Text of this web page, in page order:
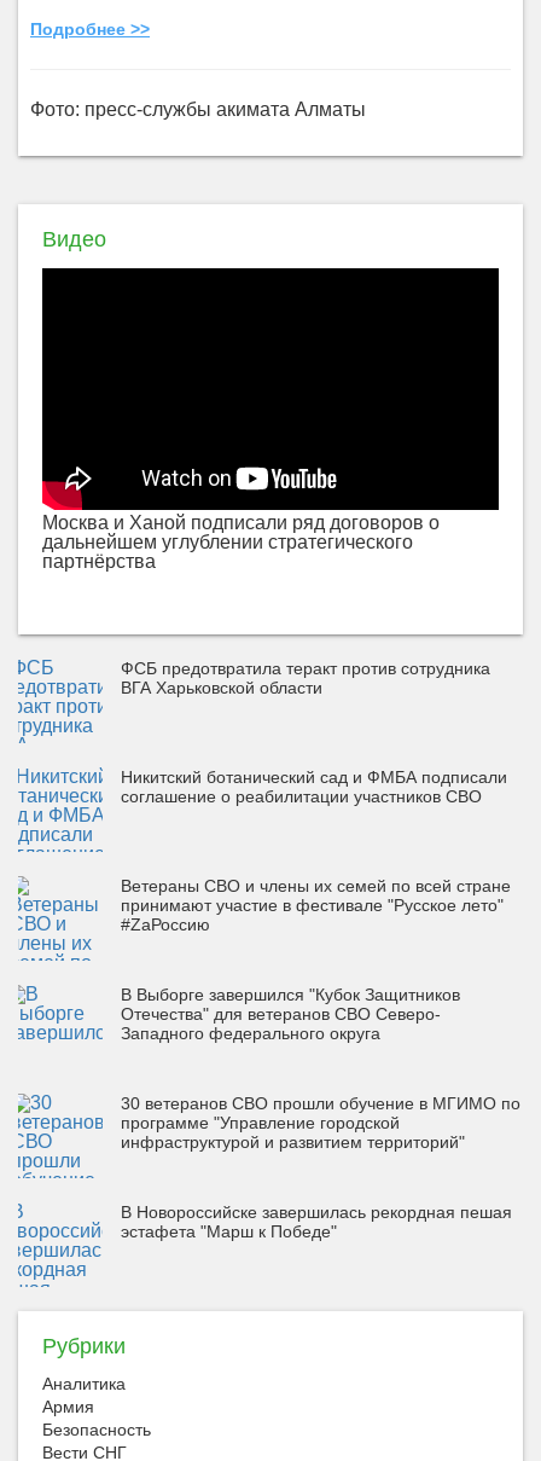
Подробнее >>
Фото: пресс-службы акимата Алматы
Видео
Москва и Ханой подписали ряд договоров о
дальнейшем углублении стратегического
партнёрства
ФСБ предотвратила теракт против сотрудника
ВГА Харьковской области
Никитский ботанический сад и ФМБА подписали
соглашение о реабилитации участников СВО
Ветераны СВО и члены их семей по всей стране
принимают участие в фестивале "Русское лето"
#ZaРоссию
В Выборге завершился "Кубок Защитников
Отечества" для ветеранов СВО Северо-
Западного федерального округа
30 ветеранов СВО прошли обучение в МГИМО по
программе "Управление городской
инфраструктурой и развитием территорий"
В Новороссийске завершилась рекордная пешая
эстафета "Марш к Победе"
Рубрики
Аналитика
Армия
Безопасность
Вести СНГ